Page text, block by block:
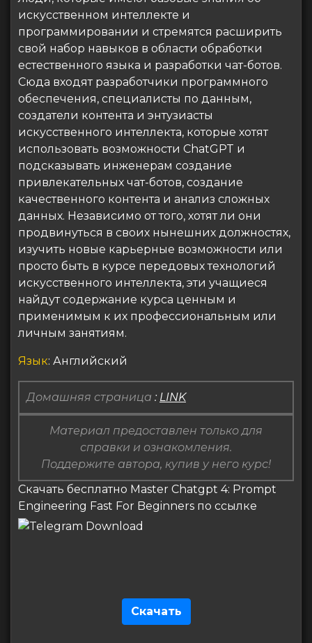
искусственном интеллекте и
программировании и стремятся расширить
свой набор навыков в области обработки
естественного языка и разработки чат-ботов.
Сюда входят разработчики программного
обеспечения, специалисты по данным,
создатели контента и энтузиасты
искусственного интеллекта, которые хотят
использовать возможности ChatGPT и
подсказывать инженерам создание
привлекательных чат-ботов, создание
качественного контента и анализ сложных
данных. Независимо от того, хотят ли они
продвинуться в своих нынешних должностях,
изучить новые карьерные возможности или
просто быть в курсе передовых технологий
искусственного интеллекта, эти учащиеся
найдут содержание курса ценным и
применимым к их профессиональным или
личным занятиям.
Язык: Английский
Домашняя страница : LINK
Материал предоставлен только для
справки и ознакомления.
Поддержите автора, купив у него курс!
Скачать бесплатно Master Chatgpt 4: Prompt
Engineering Fast For Beginners по ссылке
Скачать